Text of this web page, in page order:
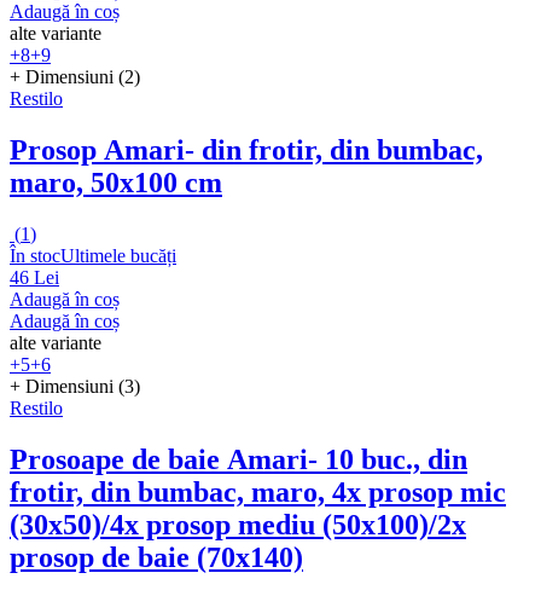
Adaugă în coș
alte variante
+8+9
+ Dimensiuni (2)
Restilo
Prosop Amari- din frotir, din bumbac,
maro, 50x100 cm
(1)
În stocUltimele bucăți
46 Lei
Adaugă în coș
Adaugă în coș
alte variante
+5+6
+ Dimensiuni (3)
Restilo
Prosoape de baie Amari- 10 buc., din
frotir, din bumbac, maro, 4x prosop mic
(30x50)/4x prosop mediu (50x100)/2x
prosop de baie (70x140)